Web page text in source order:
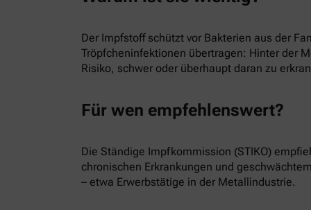
Der Impfstoff schützt vor Bakterien aus der
Tröpfcheninfektionen übertragen: Hinter der
Risiko, schwer oder überhaupt daran zu
Für wen empfehlenswert?
Die Ständige Impfkommission (STIKO)
chronischen Erkrankungen und
– etwa Erwerbstätige in der Metallindustrie.